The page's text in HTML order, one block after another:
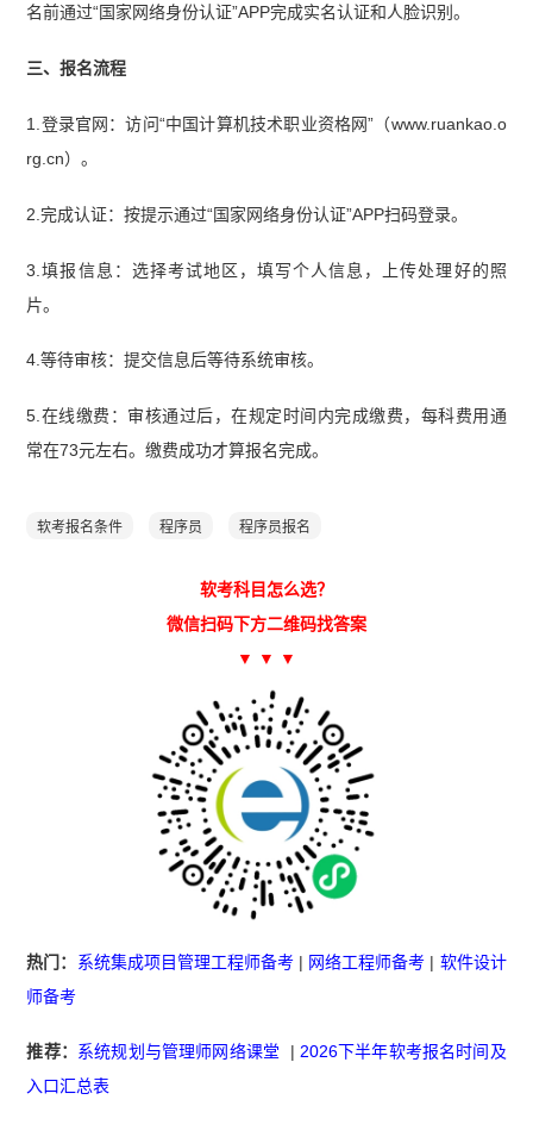
名前通过“国家网络身份认证”APP完成实名认证和人脸识别。
三、报名流程
1.登录官网：访问“中国计算机技术职业资格网”（www.ruankao.o
rg.cn）。
2.完成认证：按提示通过“国家网络身份认证”APP扫码登录。
3.填报信息：选择考试地区，填写个人信息，上传处理好的照
片。
4.等待审核：提交信息后等待系统审核。
5.在线缴费：审核通过后，在规定时间内完成缴费，每科费用通
常在73元左右。缴费成功才算报名完成。
软考报名条件 程序员 程序员报名
软考科目怎么选？
微信扫码下方二维码找答案
▼ ▼ ▼
热门： 系统集成项目管理工程师备考 | 网络工程师备考 | 软件设计
师备考
推荐： 系统规划与管理师网络课堂 | 2026下半年软考报名时间及
入口汇总表